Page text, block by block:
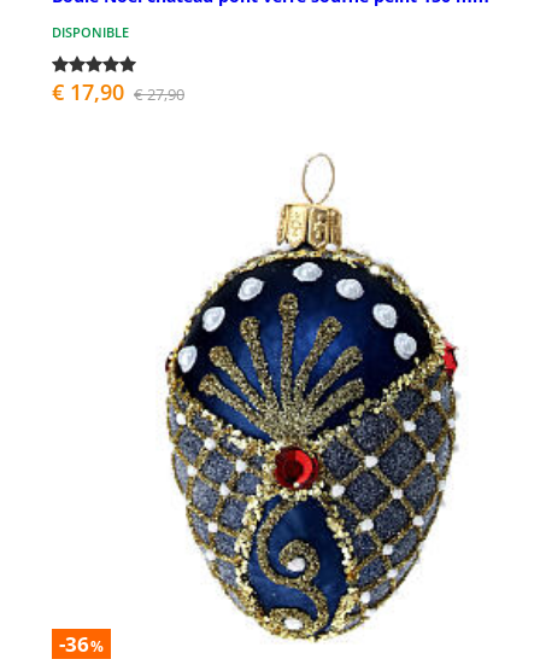
DISPONIBLE
€ 17,90 € 27,90
-36%